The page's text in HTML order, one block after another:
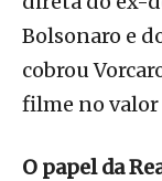
Bolsonaro e
cobrou
filme no valor
O papel da